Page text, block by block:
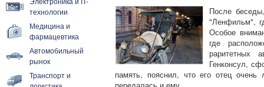
технологии
Медицина и
фармацевтика
Автомобильный
рынок
Транспорт и
После
"Ленфильм",
Особое
где
раритетных
Генконсул,
память, пояснил, что его отец